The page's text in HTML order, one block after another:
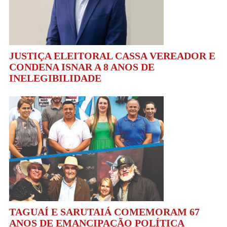
JUSTIÇA ELEITORAL CASSA VEREADOR E
CONDENA ISNAR A 8 ANOS DE
INELEGIBILIDADE
TAGUAÍ E SARUTAIÁ COMEMORAM 67
ANOS DE EMANCIPAÇÃO POLÍTICA